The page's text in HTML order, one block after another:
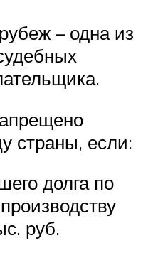
– одна из
страны, если:
долга по
руб.